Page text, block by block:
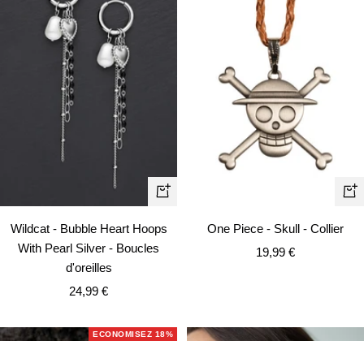
Ajouter
Wildcat - Bubble Heart Hoops
With Pearl Silver - Boucles
d'oreilles
Prix
vente
24,99 €
One Piece - Skull - Collier
Prix
19,99 €
ECONOMISEZ 18%